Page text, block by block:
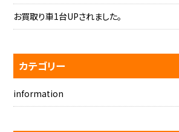
お買取り車1台UPされました。
カテゴリー
information